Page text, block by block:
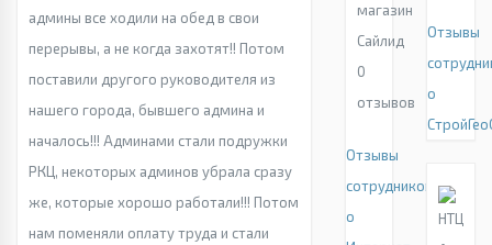
админы все ходили на обед в свои
перерывы, а не когда захотят!! Потом
поставили другого руководителя из
нашего города, бывшего админа и
началось!!! Админами стали подружки
РКЦ, некоторых админов убрала сразу
же, которые хорошо работали!!! Потом
нам поменяли оплату труда и стали
магазин
Сайлид
0
отзывов
Отзывы
сотрудников
о
Отзывы
о